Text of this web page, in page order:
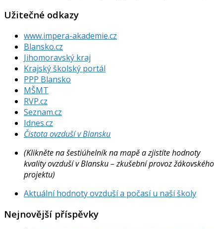
Užitečné odkazy
www.impera-akademie.cz
Blansko.cz
Jihomoravský kraj
Krajský školský portál
PPP Blansko
MŠMT
RVP.cz
Seznam.cz
Idnes.cz
Čistota ovzduší v Blansku
(Klikněte na šestiúhelník na mapě a zjistíte hodnoty
kvality ovzduší v Blansku – zkušební provoz žákovského
projektu)
Aktuální hodnoty ovzduší a počasí u naší školy
Nejnovější příspěvky